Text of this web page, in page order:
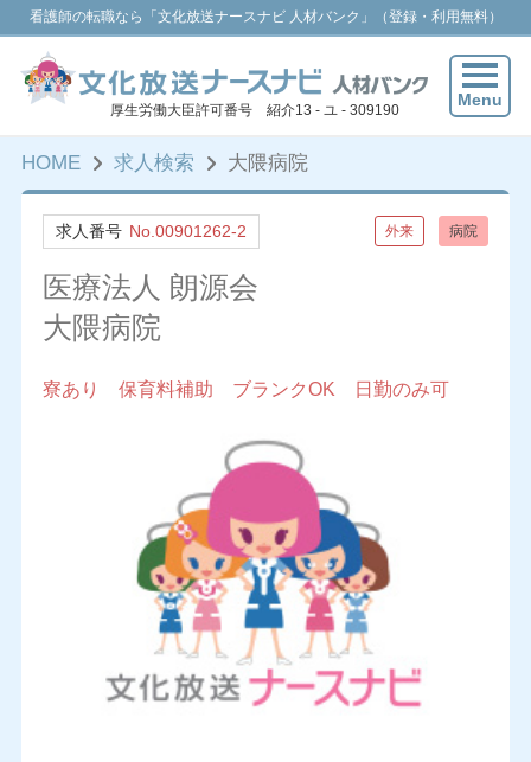
看護師の転職なら「文化放送ナースナビ 人材バンク」（登録・利用無料）
厚生労働大臣許可番号 紹介13 - ユ - 309190
Menu
HOME 求人検索 大隈病院
求人番号 No.00901262-2 外来 病院
医療法人 朗源会
大隈病院
寮あり 保育料補助 ブランクOK 日勤のみ可